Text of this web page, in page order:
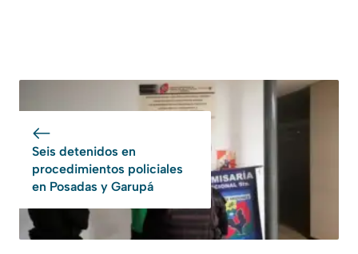
Seis detenidos en
procedimientos policiales
en Posadas y Garupá